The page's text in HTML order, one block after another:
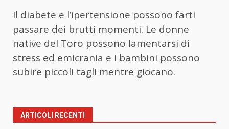
Il diabete e l’ipertensione possono farti
passare dei brutti momenti. Le donne
native del Toro possono lamentarsi di
stress ed emicrania e i bambini possono
subire piccoli tagli mentre giocano.
ARTICOLI RECENTI